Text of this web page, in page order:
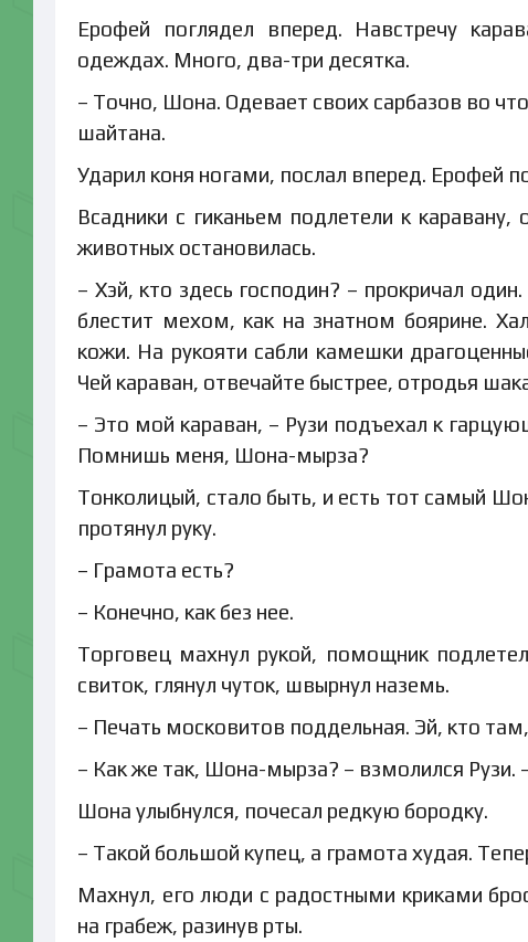
Ерофей поглядел вперед. Навстречу
одеждах. Много, два-три десятка.
– Точно, Шона. Одевает своих сарбазов во
шайтана.
Ударил коня ногами, послал вперед. Ерофей
Всадники с гиканьем подлетели к
животных остановилась.
– Хэй, кто здесь господин? – прокричал
блестит мехом, как на знатном боярине.
кожи. На рукояти сабли камешки
Чей караван, отвечайте быстрее, отродья
– Это мой караван, – Рузи подъехал к
Помнишь меня, Шона-мырза?
Тонколицый, стало быть, и есть тот самый
протянул руку.
– Грамота есть?
– Конечно, как без нее.
Торговец махнул рукой, помощник
свиток, глянул чуток, швырнул наземь.
– Печать московитов поддельная. Эй, кто
– Как же так, Шона-мырза? – взмолился Рузи.
Шона улыбнулся, почесал редкую бородку.
– Такой большой купец, а грамота худая.
Махнул, его люди с радостными криками
на грабеж, разинув рты.